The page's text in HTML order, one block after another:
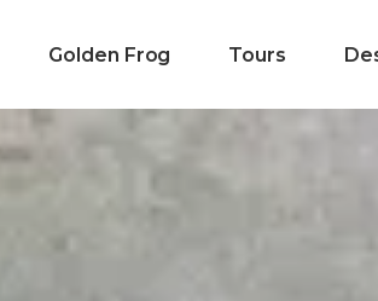
Golden Frog Tours